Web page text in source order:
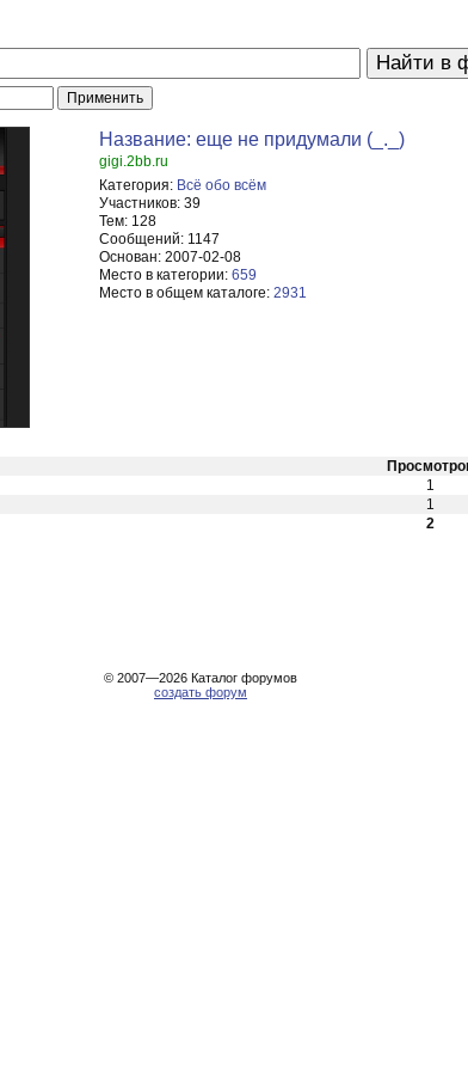
Название: еще не придумали (_._)
gigi.2bb.ru
Категория: Всё обо всём
Участников: 39
Тем: 128
Сообщений: 1147
Основан: 2007-02-08
Место в категории: 659
Место в общем каталоге: 2931
1
1
2
© 2007—2026 Каталог форумов
создать форум